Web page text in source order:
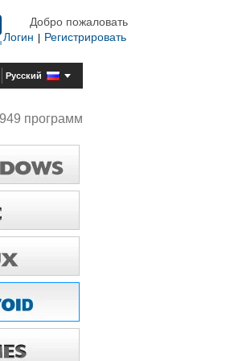
Добро пожаловать
Логин
Регистрировать
Русский
программ